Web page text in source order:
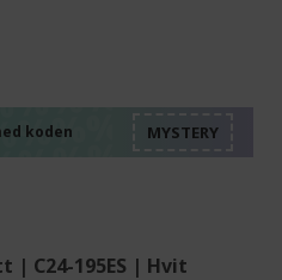
koden
| C24-195ES | Hvit